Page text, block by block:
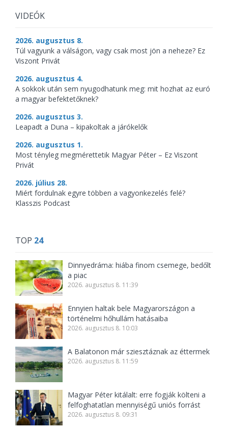
VIDEÓK
2026. augusztus 8.
Túl vagyunk a válságon, vagy csak most jön a neheze? Ez
Viszont Privát
2026. augusztus 4.
A sokkok után sem nyugodhatunk meg: mit hozhat az euró
a magyar befektetőknek?
2026. augusztus 3.
Leapadt a Duna – kipakoltak a járókelők
2026. augusztus 1.
Most tényleg megmérettetik Magyar Péter – Ez Viszont
Privát
2026. július 28.
Miért fordulnak egyre többen a vagyonkezelés felé?
Klasszis Podcast
TOP 24
Dinnyedráma: hiába finom csemege, bedőlt
a piac
2026. augusztus 8. 11:39
Ennyien haltak bele Magyarországon a
történelmi hőhullám hatásaiba
2026. augusztus 8. 10:03
A Balatonon már sziesztáznak az éttermek
2026. augusztus 8. 11:59
Magyar Péter kitálalt: erre fogják költeni a
felfoghatatlan mennyiségű uniós forrást
2026. augusztus 8. 09:31